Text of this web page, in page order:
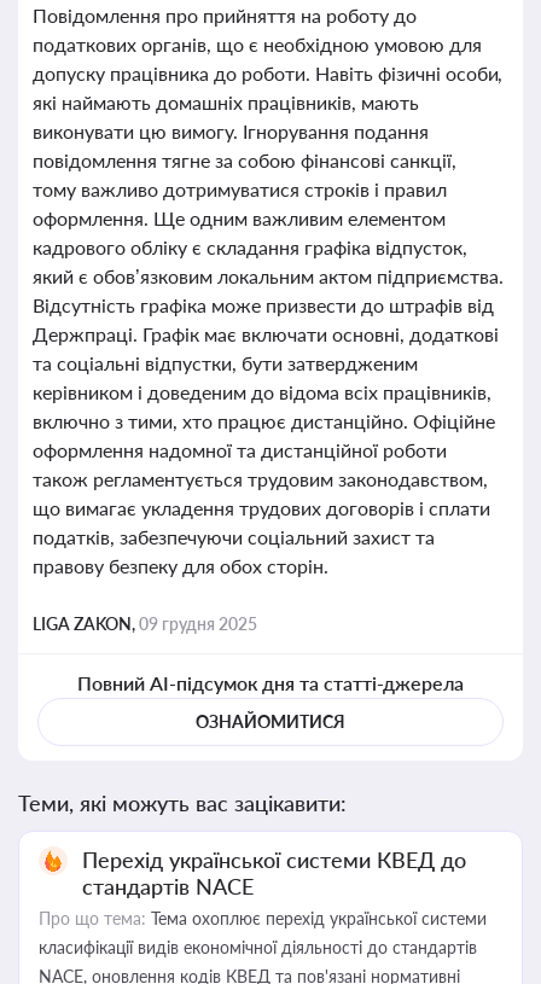
Повідомлення про прийняття на роботу до
податкових органів, що є необхідною умовою для
допуску працівника до роботи. Навіть фізичні особи,
які наймають домашніх працівників, мають
виконувати цю вимогу. Ігнорування подання
повідомлення тягне за собою фінансові санкції,
тому важливо дотримуватися строків і правил
оформлення. Ще одним важливим елементом
кадрового обліку є складання графіка відпусток,
який є обов’язковим локальним актом підприємства.
Відсутність графіка може призвести до штрафів від
Держпраці. Графік має включати основні, додаткові
та соціальні відпустки, бути затвердженим
керівником і доведеним до відома всіх працівників,
включно з тими, хто працює дистанційно. Офіційне
оформлення надомної та дистанційної роботи
також регламентується трудовим законодавством,
що вимагає укладення трудових договорів і сплати
податків, забезпечуючи соціальний захист та
правову безпеку для обох сторін.
LIGA ZAKON,09 грудня 2025
Повний AI-підсумок дня та статті-джерела
ОЗНАЙОМИТИСЯ
Теми, які можуть вас зацікавити:
Перехід української системи КВЕД до
стандартів NACE
Про що тема: Тема охоплює перехід української системи
класифікації видів економічної діяльності до стандартів
NACE, оновлення кодів КВЕД та пов'язані нормативні